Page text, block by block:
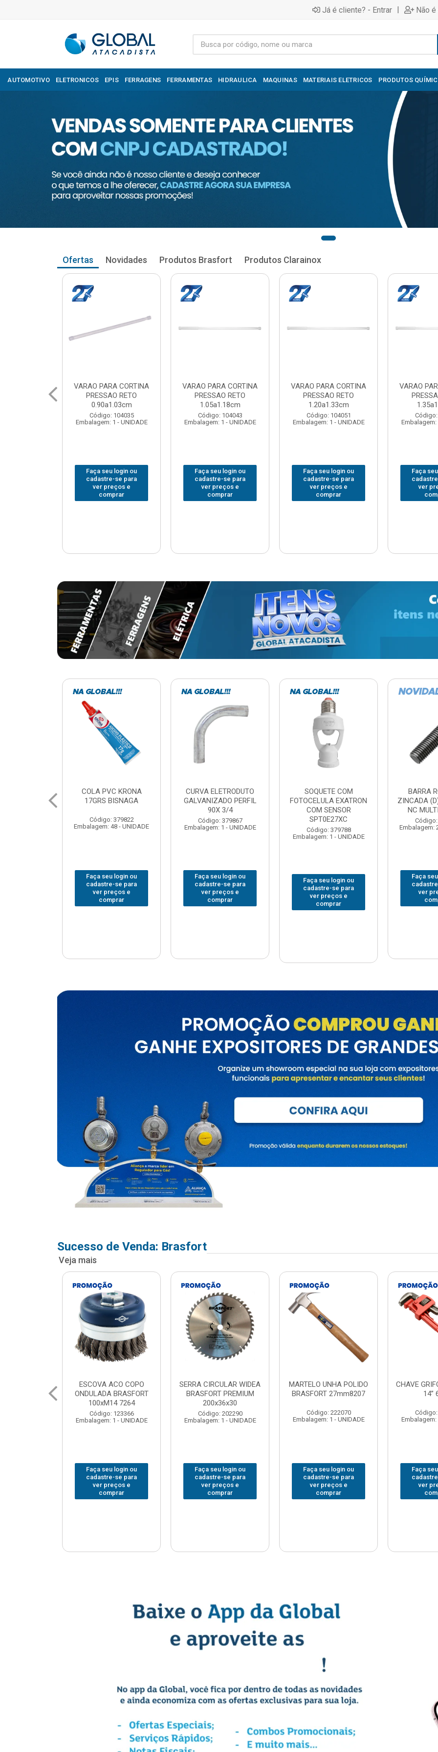
Já é cliente? - Entrar | Não
AUTOMOTIVO ELETRONICOS EPIS FERRAGENS FERRAMENTAS HIDRAULICA MAQUINAS MATERIAIS ELETRICOS PRODUTOS
Ofertas Novidades Produtos Brasfort Produtos Clarainox
VARAO PARA CORTINA
PRESSAO RETO
1.05a1.18cm
Código: 104043
Embalagem: 1 - UNIDADE
Faça seu login ou
cadastre-se para
ver preços e
comprar
VARAO PARA CORTINA
PRESSAO RETO
1.20a1.33cm
Código: 104051
Embalagem: 1 - UNIDADE
Faça seu login ou
cadastre-se para
ver preços e
comprar
VARAO PARA CORTINA
PRESSAO RETO
1.35a1.48cm
Código: 104060
Embalagem: 1 - UNIDADE
Faça seu login ou
cadastre-se para
ver preços e
comprar
VARAO
Embalagem:
Faça
ver
CURVA ELETRODUTO
GALVANIZADO PERFIL
Código: 379867
Embalagem: 1 - UNIDADE
Faça seu login ou
cadastre-se para
ver preços e
comprar
SOQUETE COM
FOTOCELULA EXATRON
COM SENSOR
SPT0E27XC
Código: 379788
Faça seu login ou
cadastre-se para
ver preços e
comprar
BARRA ROSCADA
ZINCADA (D) 5/16”X1MT
NC MULTIBARRAS
Código: 379806
Embalagem: 20 - UNIDADE
Faça seu login ou
cadastre-se para
ver preços e
comprar
JOMARCA
Embalagem:
Faça
ver
Sucesso de Venda: Brasfort
Veja mais
SERRA CIRCULAR WIDEA
BRASFORT PREMIUM
200x36x30
Código: 202290
Embalagem: 1 - UNIDADE
Faça seu login ou
cadastre-se para
ver preços e
comprar
MARTELO UNHA POLIDO
BRASFORT 27mm8207
Código: 222070
Embalagem: 1 - UNIDADE
Faça seu login ou
cadastre-se para
ver preços e
comprar
CHAVE GRIFO BRASFORT
14” 6012
Código: 231967
Embalagem: 1 - UNIDADE
Faça seu login ou
cadastre-se para
ver preços e
comprar
Embalagem:
Faça
ver